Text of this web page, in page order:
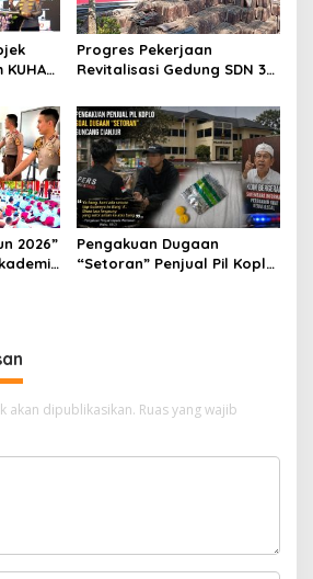
Progres Pekerjaan
Revitalisasi Gedung SDN 3
Mencapai 50 Persen
2026”
Pengakuan Dugaan
“Setoran” Penjual Pil Koplo
akan dipublikasikan. Ruas yang wajib